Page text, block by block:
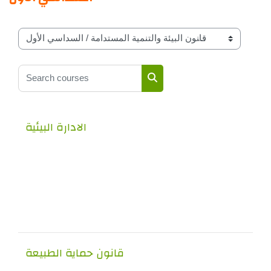
Course classifications by year
Search courses
Search courses
الادارة البيئية
قانون حماية الطبيعة